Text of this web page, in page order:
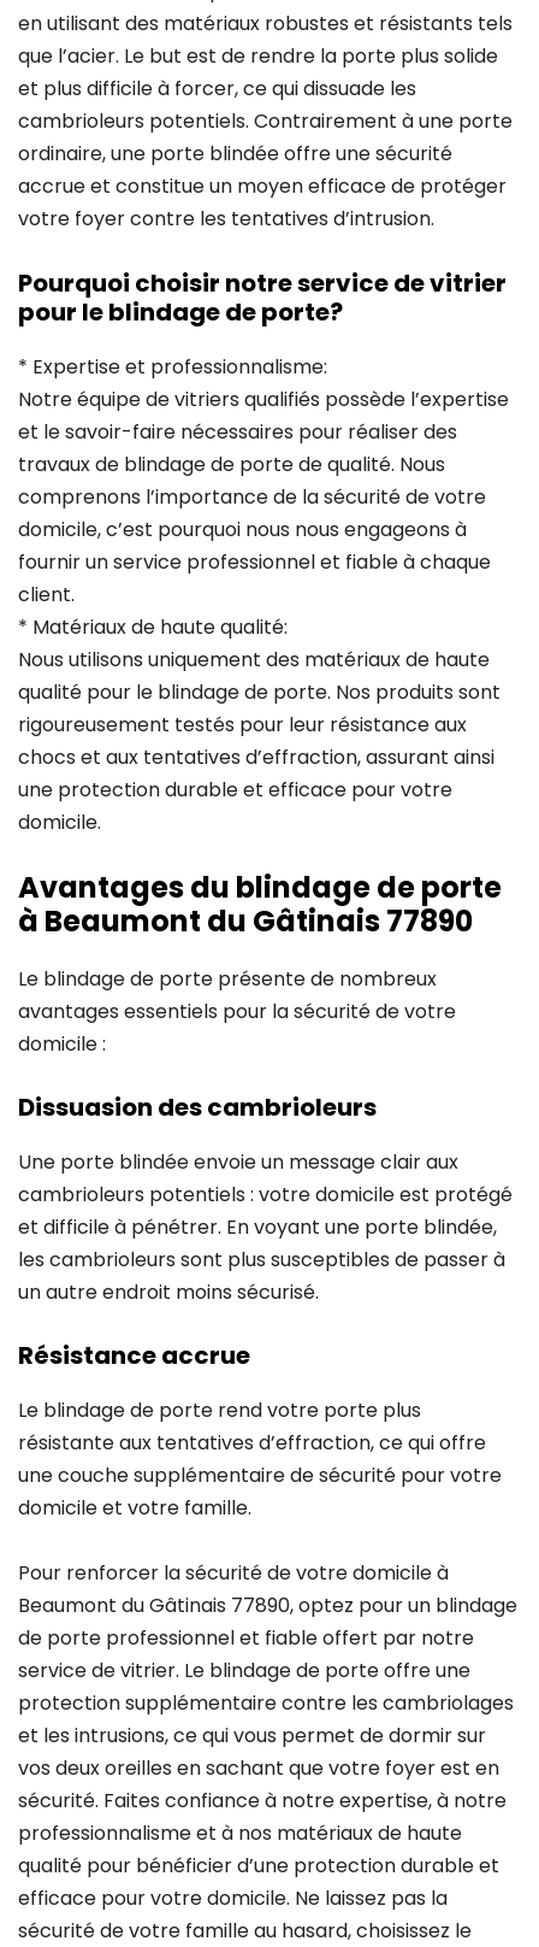
en utilisant des matériaux robustes et résistants tels
que l’acier. Le but est de rendre la porte plus solide
et plus difficile à forcer, ce qui dissuade les
cambrioleurs potentiels. Contrairement à une porte
ordinaire, une porte blindée offre une sécurité
accrue et constitue un moyen efficace de protéger
votre foyer contre les tentatives d’intrusion.
Pourquoi choisir notre service de vitrier
pour le blindage de porte?
* Expertise et professionnalisme:
Notre équipe de vitriers qualifiés possède l’expertise
et le savoir-faire nécessaires pour réaliser des
travaux de blindage de porte de qualité. Nous
comprenons l’importance de la sécurité de votre
domicile, c’est pourquoi nous nous engageons à
fournir un service professionnel et fiable à chaque
client.
* Matériaux de haute qualité:
Nous utilisons uniquement des matériaux de haute
qualité pour le blindage de porte. Nos produits sont
rigoureusement testés pour leur résistance aux
chocs et aux tentatives d’effraction, assurant ainsi
une protection durable et efficace pour votre
domicile.
Avantages du blindage de porte
à Beaumont du Gâtinais 77890
Le blindage de porte présente de nombreux
avantages essentiels pour la sécurité de votre
domicile :
Dissuasion des cambrioleurs
Une porte blindée envoie un message clair aux
cambrioleurs potentiels : votre domicile est protégé
et difficile à pénétrer. En voyant une porte blindée,
les cambrioleurs sont plus susceptibles de passer à
un autre endroit moins sécurisé.
Résistance accrue
Le blindage de porte rend votre porte plus
résistante aux tentatives d’effraction, ce qui offre
une couche supplémentaire de sécurité pour votre
domicile et votre famille.
Pour renforcer la sécurité de votre domicile à
Beaumont du Gâtinais 77890, optez pour un blindage
de porte professionnel et fiable offert par notre
service de vitrier. Le blindage de porte offre une
protection supplémentaire contre les cambriolages
et les intrusions, ce qui vous permet de dormir sur
vos deux oreilles en sachant que votre foyer est en
sécurité. Faites confiance à notre expertise, à notre
professionnalisme et à nos matériaux de haute
qualité pour bénéficier d’une protection durable et
efficace pour votre domicile. Ne laissez pas la
sécurité de votre famille au hasard, choisissez le